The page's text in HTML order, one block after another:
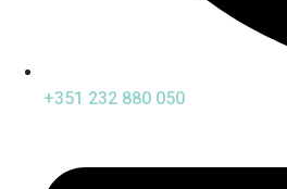
+351 232 880 050